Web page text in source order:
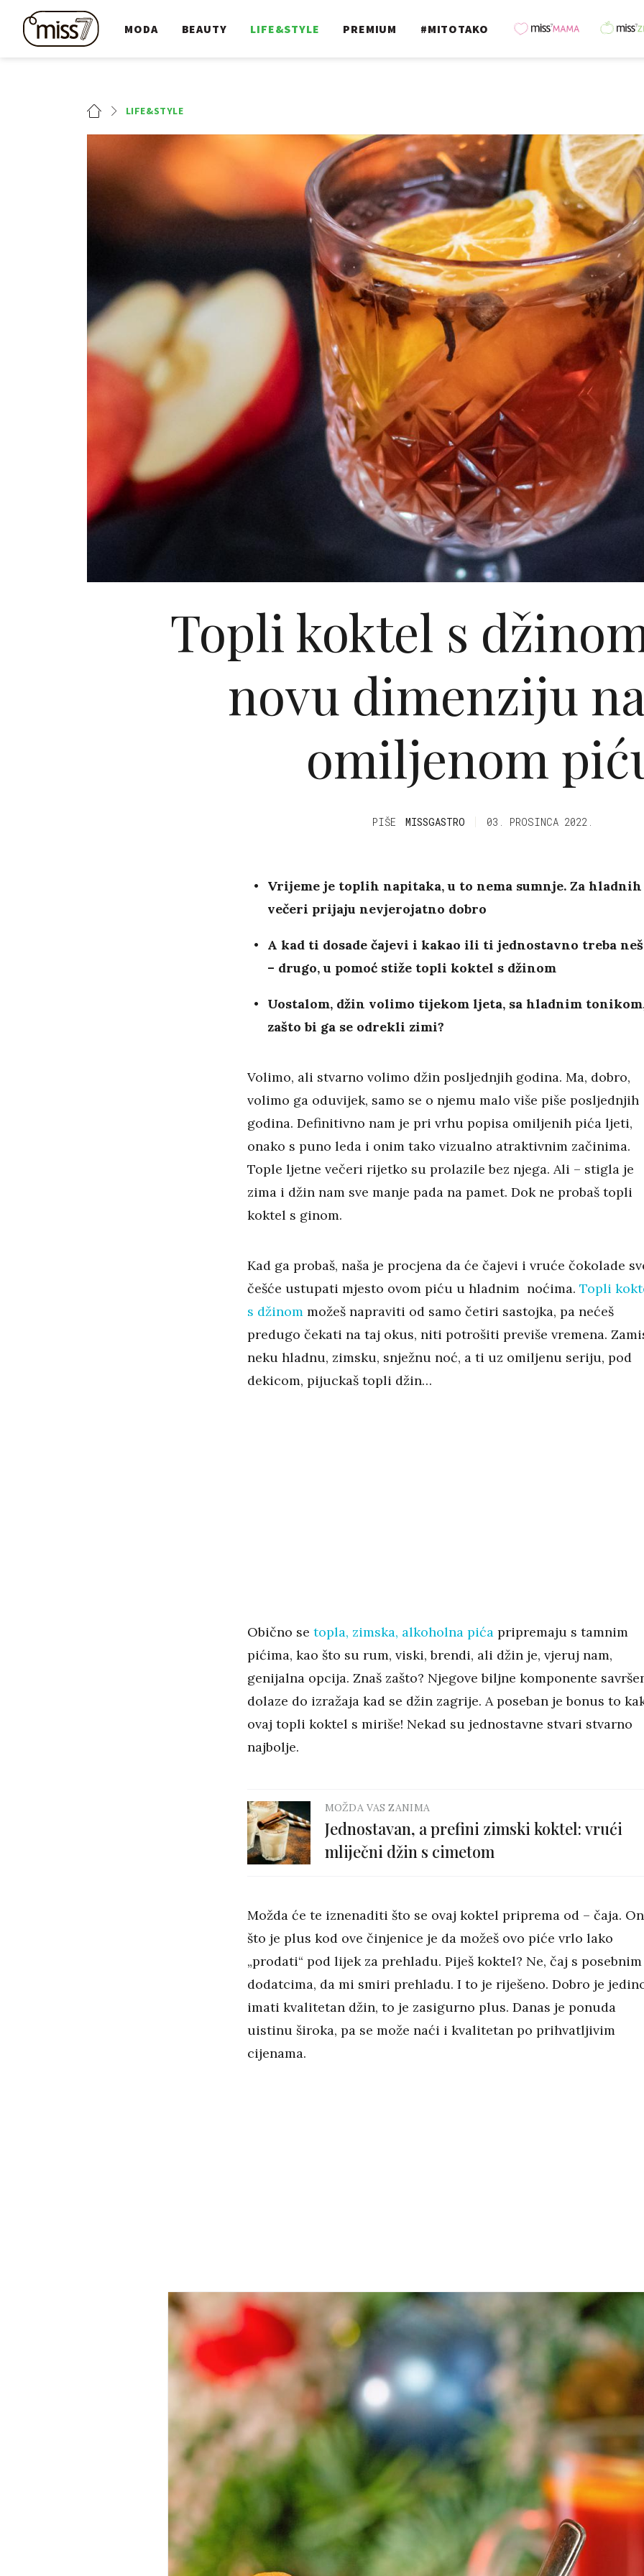
MODA BEAUTY LIFE&STYLE PREMIUM #MITOTAKO
LIFE&STYLE
Topli koktel s
novu dimenziju
omiljenom
PIŠE MISSGASTRO 03. PROSINCA 2022.
Vrijeme je toplih napitaka, u to nema sumnje. Za hladnih
večeri prijaju nevjerojatno dobro
A kad ti dosade čajevi i kakao ili ti jednostavno treba
– drugo, u pomoć stiže topli koktel s džinom
Uostalom, džin volimo tijekom ljeta, sa hladnim
zašto bi ga se odrekli zimi?
Volimo, ali stvarno volimo džin posljednjih godina. Ma, dobro,
volimo ga oduvijek, samo se o njemu malo više piše posljednjih
godina. Definitivno nam je pri vrhu popisa omiljenih pića ljeti,
onako s puno leda i onim tako vizualno atraktivnim začinima.
Tople ljetne večeri rijetko su prolazile bez njega. Ali – stigla je
zima i džin nam sve manje pada na pamet. Dok ne probaš topli
koktel s ginom.
Kad ga probaš, naša je procjena da će čajevi i vruće čokolade
češće ustupati mjesto ovom piću u hladnim noćima. Topli
s džinom možeš napraviti od samo četiri sastojka, pa nećeš
predugo čekati na taj okus, niti potrošiti previše vremena.
neku hladnu, zimsku, snježnu noć, a ti uz omiljenu seriju, pod
dekicom, pijuckaš topli džin…
Obično se topla, zimska, alkoholna pićapripremaju s tamnim
pićima, kao što su rum, viski, brendi, ali džin je, vjeruj nam,
genijalna opcija. Znaš zašto? Njegove biljne komponente
dolaze do izražaja kad se džin zagrije. A poseban je bonus to
ovaj topli koktel s miriše! Nekad su jednostavne stvari stvarno
najbolje.
MOŽDA VAS ZANIMA
Jednostavan, a prefini zimski koktel: vrući
mliječni džin s cimetom
Možda će te iznenaditi što se ovaj koktel priprema od – čaja.
što je plus kod ove činjenice je da možeš ovo piće vrlo lako
„prodati“ pod lijek za prehladu. Piješ koktel? Ne, čaj s posebnim
dodatcima, da mi smiri prehladu. I to je riješeno. Dobro je
imati kvalitetan džin, to je zasigurno plus. Danas je ponuda
uistinu široka, pa se može naći i kvalitetan po prihvatljivim
cijenama.